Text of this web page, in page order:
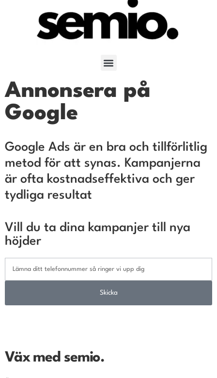
Annonsera på
Google
Google Ads är en bra och tillförlitlig
metod för att synas. Kampanjerna
är ofta kostnadseffektiva och ger
tydliga resultat
Vill du ta dina kampanjer till nya
höjder
Skicka
Väx med semio.